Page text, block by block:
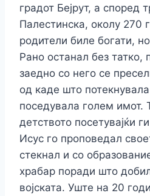
градот Бејрут, а според
Палестинска, околу 270
родители биле богати,
Рано останал без татко,
заедно со него се
од каде што
поседувала голем имот.
детството посетувајќи
Исус го проповедал
стекнал и со
храбар поради што
војската. Уште на 20